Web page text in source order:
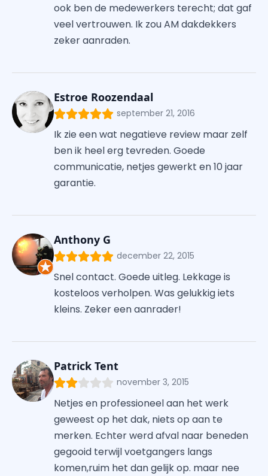
ook ben de medewerkers terecht; dat gaf
veel vertrouwen. Ik zou AM dakdekkers
zeker aanraden.
Estroe Roozendaal
september 21, 2016
Ik zie een wat negatieve review maar zelf
ben ik heel erg tevreden. Goede
communicatie, netjes gewerkt en 10 jaar
garantie.
Anthony G
december 22, 2015
Snel contact. Goede uitleg. Lekkage is
kosteloos verholpen. Was gelukkig iets
kleins. Zeker een aanrader!
Patrick Tent
november 3, 2015
Netjes en professioneel aan het werk
geweest op het dak, niets op aan te
merken. Echter werd afval naar beneden
gegooid terwijl voetgangers langs
komen,ruim het dan gelijk op. maar nee